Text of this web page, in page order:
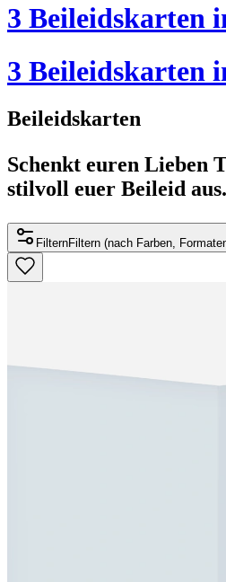
3 Beileidskarten
3 Beileidskarten
Beileidskarten
Schenkt euren Lieben
stilvoll euer Beileid aus.
FilternFiltern (nach Farben,